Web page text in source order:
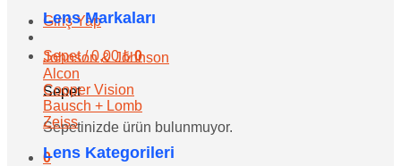
Giriş Yap
Sepet /0,00₺ 0
Sepet
Sepetinizde ürün bulunmuyor.
0
Lens Markaları
Johnson & Johnson
Alcon
Cooper Vision
Bausch + Lomb
Zeiss
Lens Kategorileri